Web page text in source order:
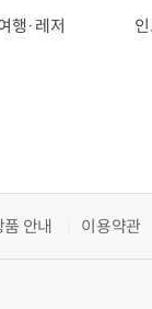
행·레저
안내 이용약관